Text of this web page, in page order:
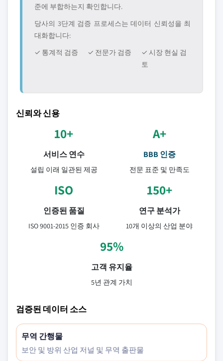
준에 부합하는지 확인합니다.
당사의 3단계 검증 프로세스는 데이터 신뢰성을 최
대화합니다:
✓ 통계적 검증
✓ 전문가 검증
✓ 시장 현실 검
토
신뢰와 신용
10+
서비스 연수
설립 이래 일관된 제공
A+
BBB 인증
전문 표준 및 만족도
ISO
인증된 품질
ISO 9001-2015 인증 회사
150+
연구 분석가
10개 이상의 산업 분야
95%
고객 유지율
5년 관계 가치
검증된 데이터 소스
무역 간행물
보안 및 방위 산업 저널 및 무역 출판물